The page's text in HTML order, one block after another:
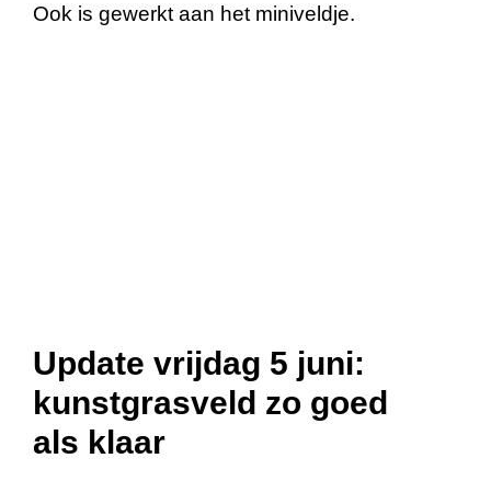
Ook is gewerkt aan het miniveldje.
Update vrijdag 5 juni:
kunstgrasveld zo goed
als klaar